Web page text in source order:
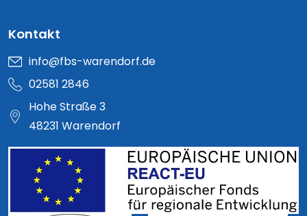
Kontakt
info@fbs-warendorf.de
02581 2846
Hohe Straße 3
48231 Warendorf